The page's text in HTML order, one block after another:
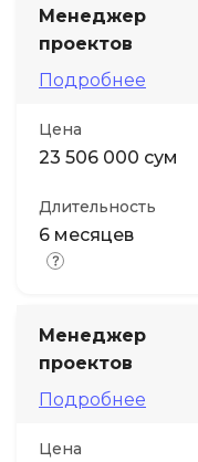
Менеджер
проектов
Подробнее
Цена
23 506 000 сум
Длительность
6 месяцев
Менеджер
проектов
Подробнее
Цена